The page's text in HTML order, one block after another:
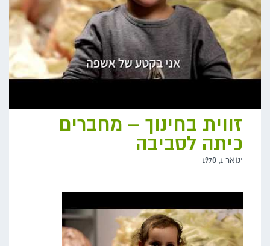
זווית בחינוך – מחברים
כיתה לסביבה
ינואר 1, 1970